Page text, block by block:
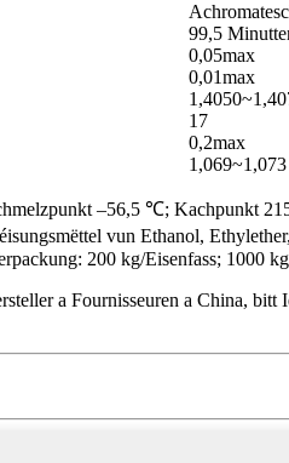
99,5
0,05max
0,01max
17
0,2max
1,069~1,073
–56,5 ℃;
vun Ethanol,
200 kg/Eisenfass;
a Fournisseuren a China,